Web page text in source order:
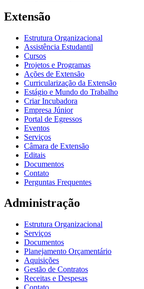
Extensão
Estrutura Organizacional
Assistência Estudantil
Cursos
Projetos e Programas
Ações de Extensão
Curricularização da Extensão
Estágio e Mundo do Trabalho
Criar Incubadora
Empresa Júnior
Portal de Egressos
Eventos
Serviços
Câmara de Extensão
Editais
Documentos
Contato
Perguntas Frequentes
Administração
Estrutura Organizacional
Serviços
Documentos
Planejamento Orçamentário
Aquisições
Gestão de Contratos
Receitas e Despesas